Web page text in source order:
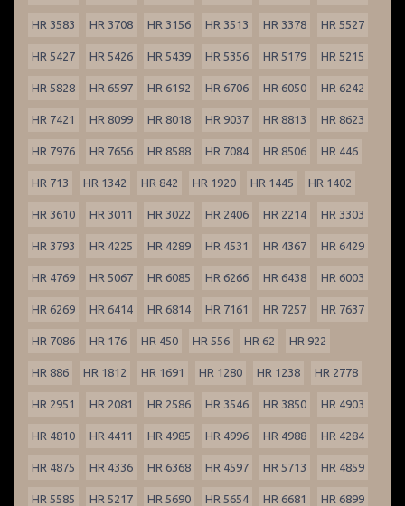
HR 3583 HR 3708 HR 3156 HR 3513 HR 3378 HR 5527
HR 5427 HR 5426 HR 5439 HR 5356 HR 5179 HR 5215
HR 5828 HR 6597 HR 6192 HR 6706 HR 6050 HR 6242
HR 7421 HR 8099 HR 8018 HR 9037 HR 8813 HR 8623
HR 7976 HR 7656 HR 8588 HR 7084 HR 8506 HR 446
HR 713 HR 1342 HR 842 HR 1920 HR 1445 HR 1402
HR 3610 HR 3011 HR 3022 HR 2406 HR 2214 HR 3303
HR 3793 HR 4225 HR 4289 HR 4531 HR 4367 HR 6429
HR 4769 HR 5067 HR 6085 HR 6266 HR 6438 HR 6003
HR 6269 HR 6414 HR 6814 HR 7161 HR 7257 HR 7637
HR 7086 HR 176 HR 450 HR 556 HR 62 HR 922
HR 886 HR 1812 HR 1691 HR 1280 HR 1238 HR 2778
HR 2951 HR 2081 HR 2586 HR 3546 HR 3850 HR 4903
HR 4810 HR 4411 HR 4985 HR 4996 HR 4988 HR 4284
HR 4875 HR 4336 HR 6368 HR 4597 HR 5713 HR 4859
HR 5585 HR 5217 HR 5690 HR 5654 HR 6681 HR 6899